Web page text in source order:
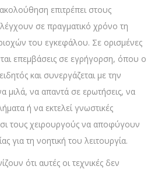
επιτρέπει στους
σε πραγματικό χρόνο τη
του εγκεφάλου. Σε ορισμένες
επεμβάσεις σε εγρήγορση, όπου ο
και συνεργάζεται με την
μιλά, να απαντά σε ερωτήσεις, να
ή να εκτελεί γνωστικές
τους χειρουργούς να αποφύγουν
για τη νοητική του λειτουργία.
ότι αυτές οι τεχνικές δεν